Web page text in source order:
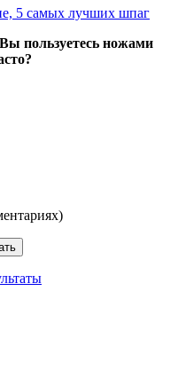
5 самых лучших шпаг
пользуетесь ножами